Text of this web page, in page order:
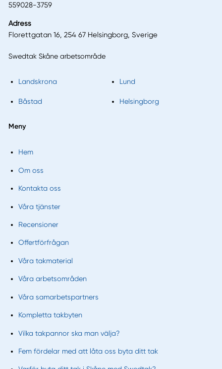
559028-3759
Adress
Florettgatan 16, 254 67 Helsingborg, Sverige
Swedtak Skåne arbetsområde
Landskrona Lund
Båstad Helsingborg
Meny
Hem
Om oss
Kontakta oss
Våra tjänster
Recensioner
Offertförfrågan
Våra takmaterial
Våra arbetsområden
Våra samarbetspartners
Kompletta takbyten
Vilka takpannor ska man välja?
Fem fördelar med att låta oss byta ditt tak